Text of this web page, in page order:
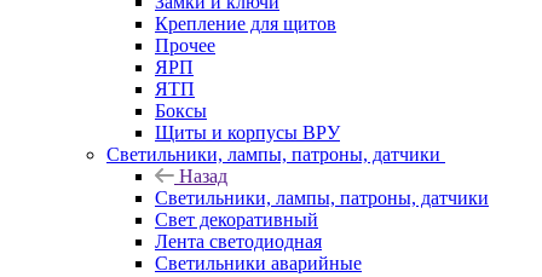
Крепление для щитов
Прочее
ЯРП
ЯТП
Боксы
Щиты и корпусы ВРУ
Светильники, лампы, патроны, датчики
Назад
Светильники, лампы, патроны, датчики
Свет декоративный
Лента светодиодная
Светильники аварийные